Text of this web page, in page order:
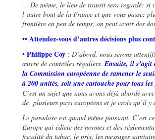
… De même, le lieu de transit sera regardé: si
l’autre bout de la France et que vous passez
frontière en peu de temps, on peut avoir des
•• Attendez-vous d’autres décisions plus
• Philippe Coy : D’abord, nous serons
œuvre de contrôles réguliers. Ensuite, il s’agit
la Commission européenne de ramener le
à 200 unités, soit une cartouche pour tous les
C’est un sujet que nous avons déjà abordé
de plusieurs pays européens et je crois qu’il y
Le paradoxe est quand même puissant. C’est
Europe qui édicte des normes et des
fiscalité du tabac, le prix, les messages